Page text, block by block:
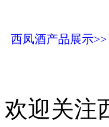
西凤酒产品展示>>
欢迎关注